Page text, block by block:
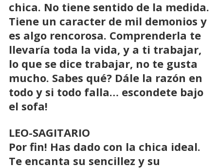
chica. No tiene sentido de la medida.
Tiene un caracter de mil demonios y
es algo rencorosa. Comprenderla te
llevaría toda la vida, y a ti trabajar,
lo que se dice trabajar, no te gusta
mucho. Sabes qué? Dále la razón en
todo y si todo falla… escondete bajo
el sofa!
LEO-SAGITARIO
Por fin! Has dado con la chica ideal.
Te encanta su sencillez y su